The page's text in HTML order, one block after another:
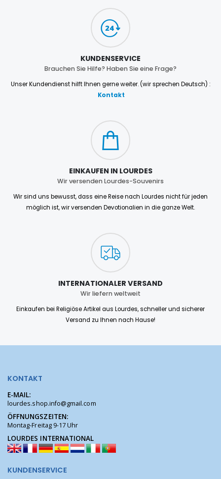
KUNDENSERVICE
Brauchen Sie Hilfe? Haben Sie eine Frage?
Unser Kundendienst hilft Ihnen gerne weiter. (wir sprechen Deutsch) :
Kontakt
EINKAUFEN IN LOURDES
Wir versenden Lourdes-Souvenirs
Wir sind uns bewusst, dass eine Reise nach Lourdes nicht für jeden
möglich ist, wir versenden Devotionalien in die ganze Welt.
INTERNATIONALER VERSAND
Wir liefern weltweit
Einkaufen bei Religiöse Artikel aus Lourdes, schneller und sicherer
Versand zu Ihnen nach Hause!
KONTAKT
E-MAIL:
lourdes.shop.info@gmail.com
ÖFFNUNGSZEITEN:
Montag-Freitag 9-17 Uhr
LOURDES INTERNATIONAL
KUNDENSERVICE